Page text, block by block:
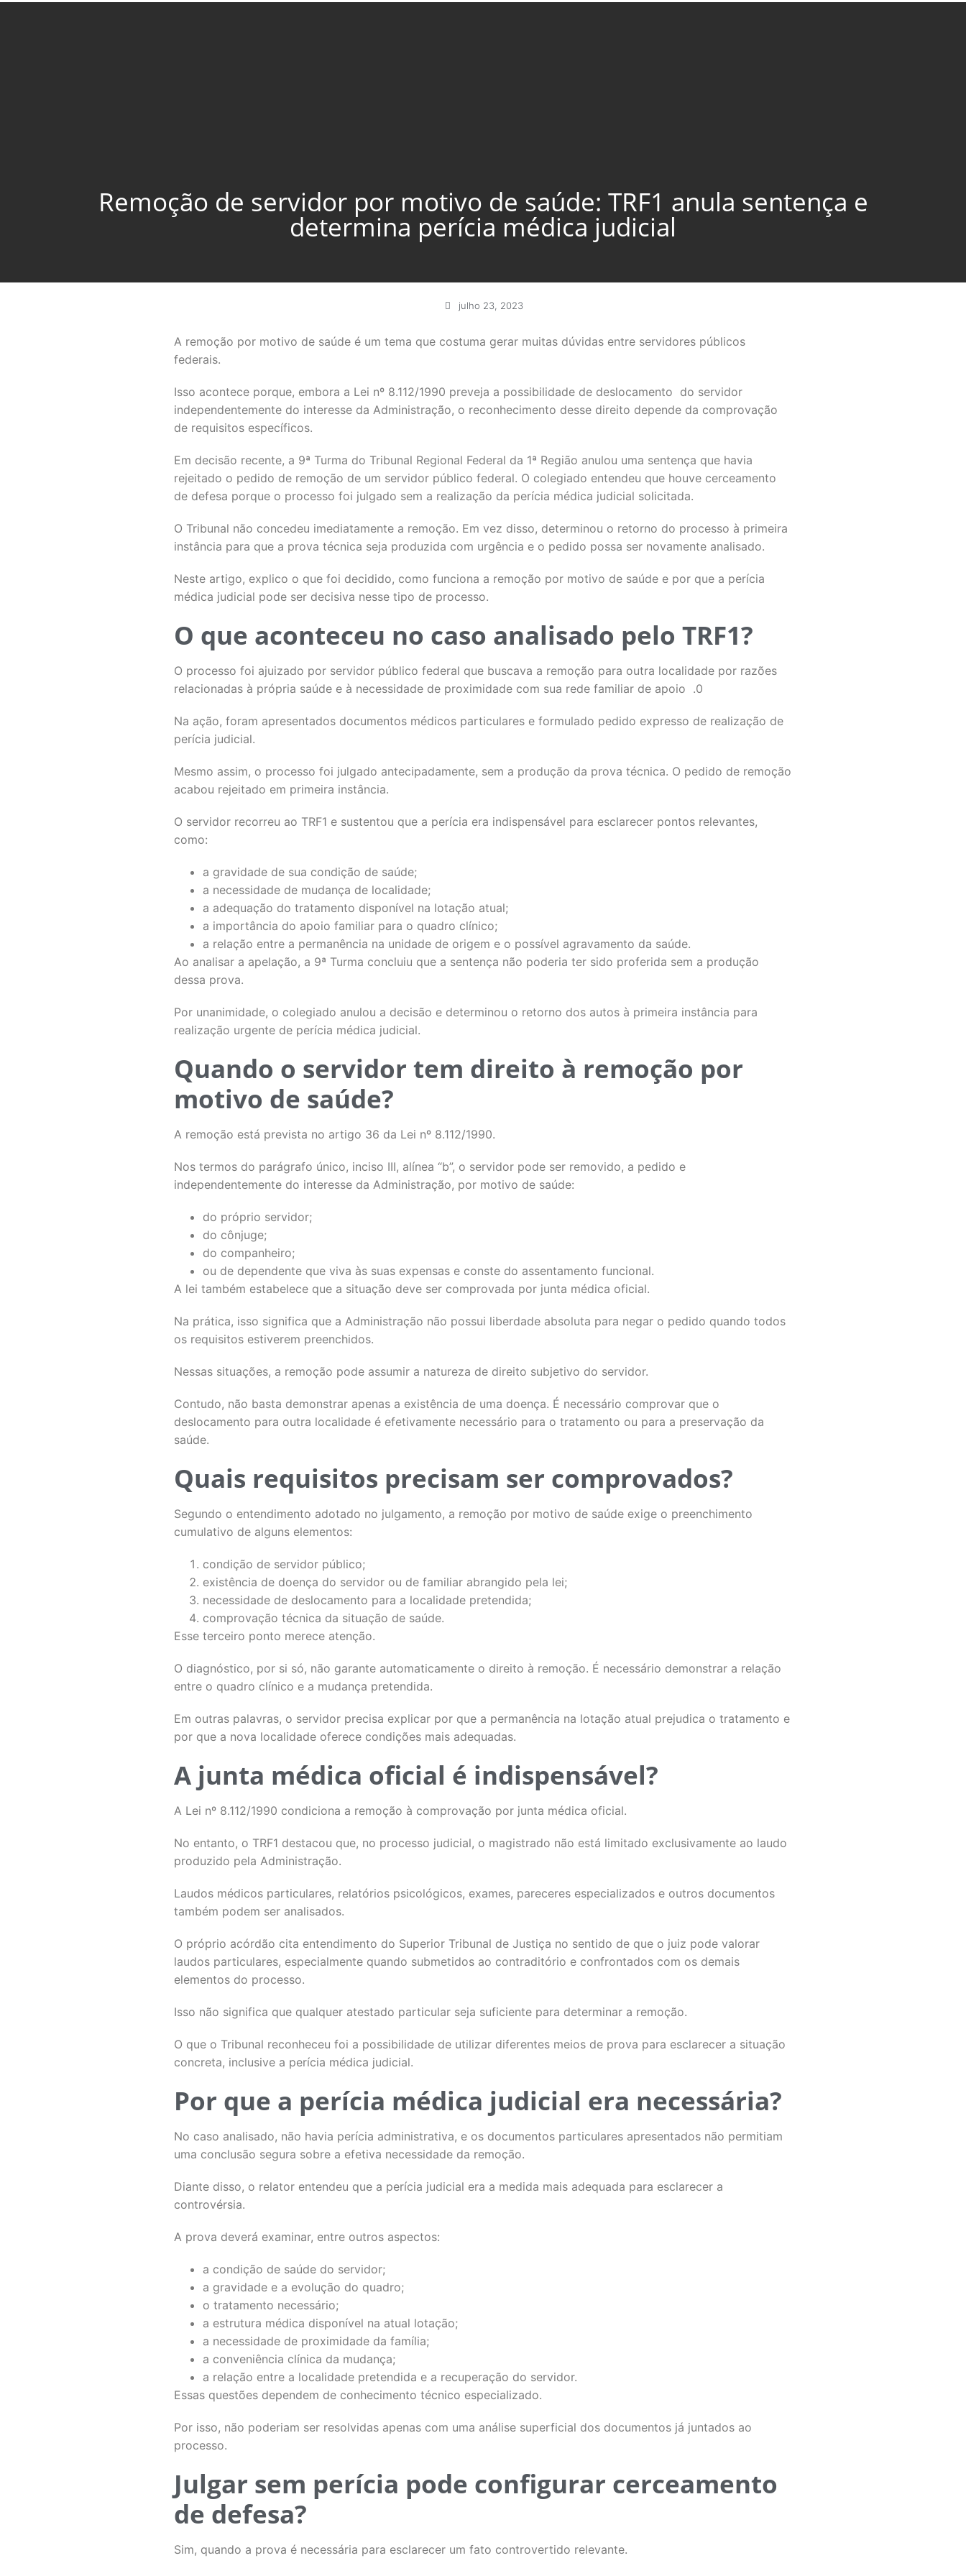
Remoção de servidor por motivo de saúde: TRF1 anula sentença e
determina perícia médica judicial
julho 23, 2023
A remoção por motivo de saúde é um tema que costuma gerar muitas dúvidas entre servidores públicos
federais.
Isso acontece porque, embora a Lei nº 8.112/1990 preveja a possibilidade de deslocamento do servidor
independentemente do interesse da Administração, o reconhecimento desse direito depende da comprovação
de requisitos específicos.
Em decisão recente, a 9ª Turma do Tribunal Regional Federal da 1ª Região anulou uma sentença que havia
rejeitado o pedido de remoção de um servidor público federal. O colegiado entendeu que houve cerceamento
de defesa porque o processo foi julgado sem a realização da perícia médica judicial solicitada.
O Tribunal não concedeu imediatamente a remoção. Em vez disso, determinou o retorno do processo à primeira
instância para que a prova técnica seja produzida com urgência e o pedido possa ser novamente analisado.
Neste artigo, explico o que foi decidido, como funciona a remoção por motivo de saúde e por que a perícia
médica judicial pode ser decisiva nesse tipo de processo.
O que aconteceu no caso analisado pelo TRF1?
O processo foi ajuizado por servidor público federal que buscava a remoção para outra localidade por razões
relacionadas à própria saúde e à necessidade de proximidade com sua rede familiar de apoio .0
Na ação, foram apresentados documentos médicos particulares e formulado pedido expresso de realização de
perícia judicial.
Mesmo assim, o processo foi julgado antecipadamente, sem a produção da prova técnica. O pedido de remoção
acabou rejeitado em primeira instância.
O servidor recorreu ao TRF1 e sustentou que a perícia era indispensável para esclarecer pontos relevantes,
como:
a gravidade de sua condição de saúde;
a necessidade de mudança de localidade;
a adequação do tratamento disponível na lotação atual;
a importância do apoio familiar para o quadro clínico;
a relação entre a permanência na unidade de origem e o possível agravamento da saúde.
Ao analisar a apelação, a 9ª Turma concluiu que a sentença não poderia ter sido proferida sem a produção
dessa prova.
Por unanimidade, o colegiado anulou a decisão e determinou o retorno dos autos à primeira instância para
realização urgente de perícia médica judicial.
Quando o servidor tem direito à remoção por
motivo de saúde?
A remoção está prevista no artigo 36 da Lei nº 8.112/1990.
Nos termos do parágrafo único, inciso III, alínea “b”, o servidor pode ser removido, a pedido e
independentemente do interesse da Administração, por motivo de saúde:
do próprio servidor;
do cônjuge;
do companheiro;
ou de dependente que viva às suas expensas e conste do assentamento funcional.
A lei também estabelece que a situação deve ser comprovada por junta médica oficial.
Na prática, isso significa que a Administração não possui liberdade absoluta para negar o pedido quando todos
os requisitos estiverem preenchidos.
Nessas situações, a remoção pode assumir a natureza de direito subjetivo do servidor.
Contudo, não basta demonstrar apenas a existência de uma doença. É necessário comprovar que o
deslocamento para outra localidade é efetivamente necessário para o tratamento ou para a preservação da
saúde.
Quais requisitos precisam ser comprovados?
Segundo o entendimento adotado no julgamento, a remoção por motivo de saúde exige o preenchimento
cumulativo de alguns elementos:
condição de servidor público;
existência de doença do servidor ou de familiar abrangido pela lei;
necessidade de deslocamento para a localidade pretendida;
comprovação técnica da situação de saúde.
Esse terceiro ponto merece atenção.
O diagnóstico, por si só, não garante automaticamente o direito à remoção. É necessário demonstrar a relação
entre o quadro clínico e a mudança pretendida.
Em outras palavras, o servidor precisa explicar por que a permanência na lotação atual prejudica o tratamento e
por que a nova localidade oferece condições mais adequadas.
A junta médica oficial é indispensável?
A Lei nº 8.112/1990 condiciona a remoção à comprovação por junta médica oficial.
No entanto, o TRF1 destacou que, no processo judicial, o magistrado não está limitado exclusivamente ao laudo
produzido pela Administração.
Laudos médicos particulares, relatórios psicológicos, exames, pareceres especializados e outros documentos
também podem ser analisados.
O próprio acórdão cita entendimento do Superior Tribunal de Justiça no sentido de que o juiz pode valorar
laudos particulares, especialmente quando submetidos ao contraditório e confrontados com os demais
elementos do processo.
Isso não significa que qualquer atestado particular seja suficiente para determinar a remoção.
O que o Tribunal reconheceu foi a possibilidade de utilizar diferentes meios de prova para esclarecer a situação
concreta, inclusive a perícia médica judicial.
Por que a perícia médica judicial era necessária?
No caso analisado, não havia perícia administrativa, e os documentos particulares apresentados não permitiam
uma conclusão segura sobre a efetiva necessidade da remoção.
Diante disso, o relator entendeu que a perícia judicial era a medida mais adequada para esclarecer a
controvérsia.
A prova deverá examinar, entre outros aspectos:
a condição de saúde do servidor;
a gravidade e a evolução do quadro;
o tratamento necessário;
a estrutura médica disponível na atual lotação;
a necessidade de proximidade da família;
a conveniência clínica da mudança;
a relação entre a localidade pretendida e a recuperação do servidor.
Essas questões dependem de conhecimento técnico especializado.
Por isso, não poderiam ser resolvidas apenas com uma análise superficial dos documentos já juntados ao
processo.
Julgar sem perícia pode configurar cerceamento
de defesa?
Sim, quando a prova é necessária para esclarecer um fato controvertido relevante.